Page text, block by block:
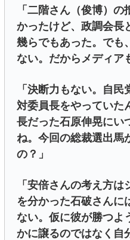
「二階さん（俊博）
かったけど、政調会長
幾らでもあった。でも
ない。だからメディア
「決断力もない。自
対委員長をやっていた
長だった石原伸晃にい
ね。今回の総裁選出馬
の？」
「安倍さんの考え方
を分かった石破さんに
ない。仮に彼が勝つよ
かに譲るのではなく自